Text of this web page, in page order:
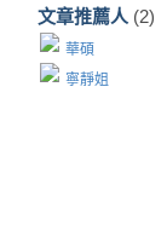
文章推薦人 (2)
華碩
寧靜姐